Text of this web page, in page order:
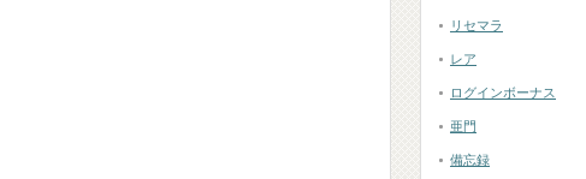
リセマラ
レア
ログインボーナス
亜門
備忘録